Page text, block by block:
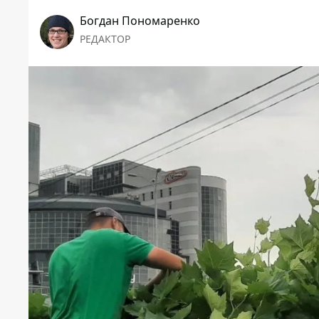
Богдан Пономаренко
РЕДАКТОР